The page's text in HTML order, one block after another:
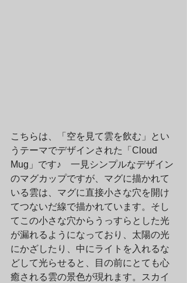
こちらは、「空を見て雲を飲む」とい
うテーマでデザインされた「Cloud
Mug」です♪　一見シンプルなデザイン
のマグカップですが、マグに描かれて
いる雲は、マグに直接小さな穴を開け
てつないだ線で描かれています。そし
てこの小さな穴からうっすらとした光
が漏れるようになっており、太陽の光
にかざしたり、中にライトを入れるな
どして光らせると、目の前にとても心
癒される雲の景色が現れます。スカイ